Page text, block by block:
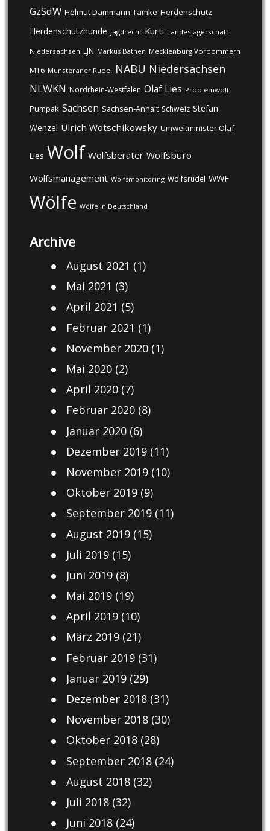
GzSdW Helmut Dammann-Tamke Herdenschutz
Herdenschutzhunde Jagdrecht Kurti Landesjägerschaft
Niedersachsen LJN Markus Bathen Mecklenburg Vorpommern
MT6 Munsteraner Rudel NABU Niedersachsen
NLWKN Nordrhein-Westfalen Olaf Lies Problemwolf
Pumpak Sachsen Sachsen-Anhalt Schweiz Stefan
Wenzel Ulrich Wotschikowsky Umweltminister Olaf
Lies Wolf Wolfsberater Wolfsbüro
Wolfsmanagement Wolfsmonitoring Wolfsrudel WWF
Wölfe Wölfe in Deutschland
Archive
August 2021 (1)
Mai 2021 (3)
April 2021 (5)
Februar 2021 (1)
November 2020(1)
Mai 2020(2)
April 2020(7)
Februar 2020(8)
Januar 2020(6)
Dezember 2019(11)
November 2019(10)
Oktober 2019(9)
September 2019(11)
August 2019(15)
Juli 2019(15)
Juni 2019(8)
Mai 2019(19)
April 2019(10)
März 2019(21)
Februar 2019(31)
Januar 2019(29)
Dezember 2018(31)
November 2018(30)
Oktober 2018(28)
September 2018(24)
August 2018(32)
Juli 2018(32)
Juni 2018(24)